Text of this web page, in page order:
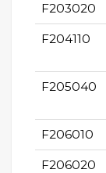
F203020
F204110
F205040
F206010
F206020